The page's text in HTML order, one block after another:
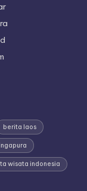
berita laos
wisata indonesia